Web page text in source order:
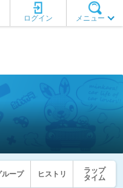
メニュー
ログイン
ループ ヒストリ
ラップ
タイム